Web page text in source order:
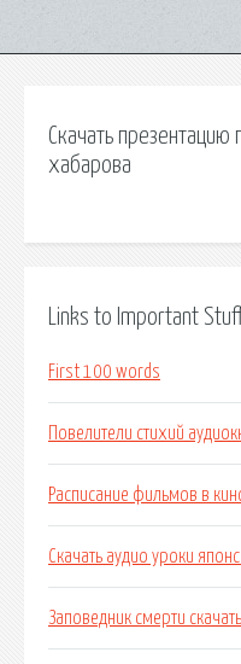
Скачать
хабарова
Links to Important
First 100 words
Повелители стихий
Расписание фильмов в
Скачать аудио уроки
Заповедник смерти